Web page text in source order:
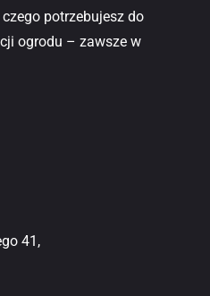
potrzebujesz do
ogrodu – zawsze w
41,